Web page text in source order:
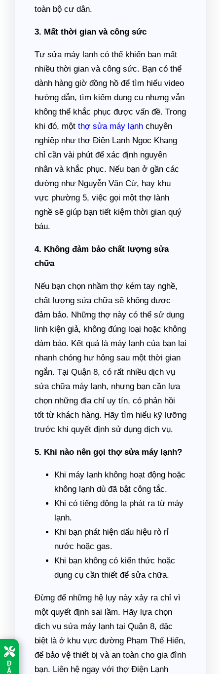
Đ
Ặ
toàn bộ cư dân.
3. Mất thời gian và công sức
Tự sửa máy lạnh có thể khiến bạn mất
nhiều thời gian và công sức. Bạn có thể
dành hàng giờ đồng hồ để tìm hiểu video
hướng dẫn, tìm kiếm dụng cụ nhưng vẫn
không thể khắc phục được vấn đề. Trong
khi đó, một thợ sửa máy lạnh chuyên
nghiệp như thợ Điện Lạnh Ngọc Khang
chỉ cần vài phút để xác định nguyên
nhân và khắc phục. Nếu bạn ở gần các
đường như Nguyễn Văn Cừ, hay khu
vực phường 5, việc gọi một thợ lành
nghề sẽ giúp bạn tiết kiệm thời gian quý
báu.
4. Không đảm bảo chất lượng sửa
chữa
Nếu bạn chọn nhầm thợ kém tay nghề,
chất lượng sửa chữa sẽ không được
đảm bảo. Những thợ này có thể sử dụng
linh kiện giả, không đúng loại hoặc không
đảm bảo. Kết quả là máy lạnh của bạn lại
nhanh chóng hư hỏng sau một thời gian
ngắn. Tại Quận 8, có rất nhiều dịch vụ
sửa chữa máy lạnh, nhưng bạn cần lựa
chọn những địa chỉ uy tín, có phản hồi
tốt từ khách hàng. Hãy tìm hiểu kỹ lưỡng
trước khi quyết định sử dụng dịch vụ.
5. Khi nào nên gọi thợ sửa máy lạnh?
Khi máy lạnh không hoạt động hoặc
không lạnh dù đã bật công tắc.
Khi có tiếng động lạ phát ra từ máy
lạnh.
Khi bạn phát hiện dấu hiệu rò rỉ
nước hoặc gas.
Khi bạn không có kiến thức hoặc
dụng cụ cần thiết để sửa chữa.
Đừng để những hệ lụy này xảy ra chỉ vì
một quyết định sai lầm. Hãy lựa chọn
dịch vụ sửa máy lạnh tại Quận 8, đặc
biệt là ở khu vực đường Phạm Thế Hiển,
để bảo vệ thiết bị và an toàn cho gia đình
bạn. Liên hệ ngay với thợ Điện Lạnh